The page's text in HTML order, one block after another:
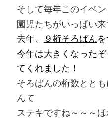
そして毎年このイベ
園児たちがいっぱい来
去年、
９桁そろばん
今年は大きくなったぞ
てくれました！
そろばんの桁数とと
んて
ステキですね～～～